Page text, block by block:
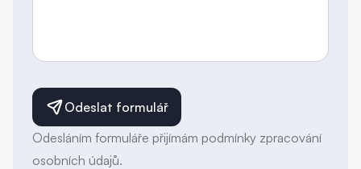
Odeslat formulář
Odesláním formuláře přijímám podmínky zpracování
osobních údajů.